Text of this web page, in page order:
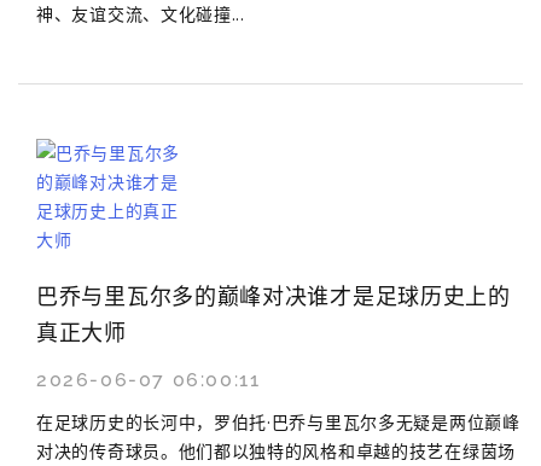
神、友谊交流、文化碰撞...
巴乔与里瓦尔多的巅峰对决谁才是足球历史上的
真正大师
2026-06-07 06:00:11
在足球历史的长河中，罗伯托·巴乔与里瓦尔多无疑是两位巅峰
对决的传奇球员。他们都以独特的风格和卓越的技艺在绿茵场